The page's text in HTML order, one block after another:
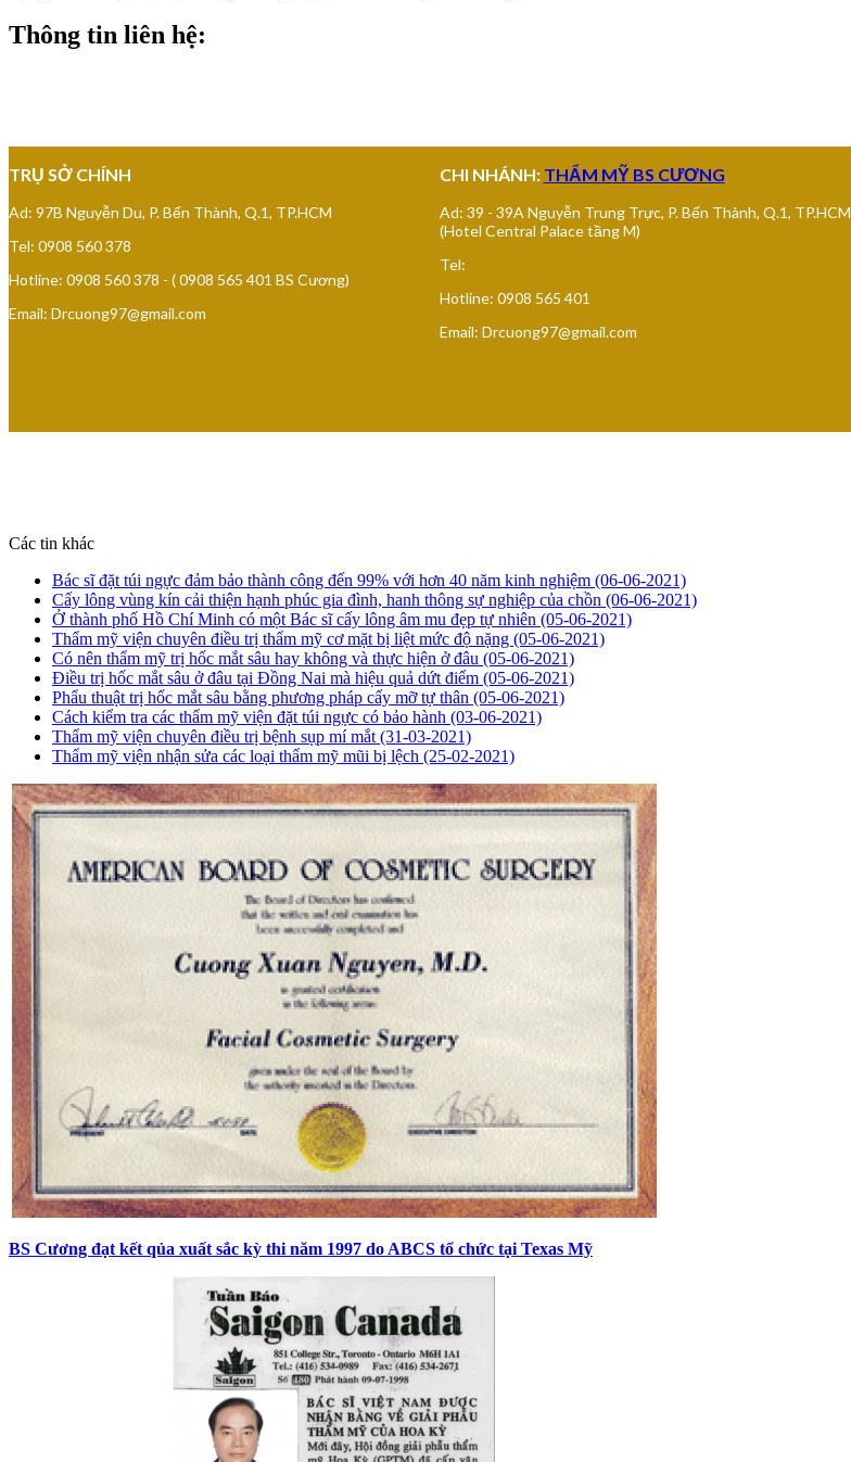
Thông tin liên hệ:
TRỤ SỞ CHÍNH
Ad: 97B Nguyễn Du, P. Bến Thành, Q.1, TP.HCM
Tel: 0908 560 378
Hotline: 0908 560 378 - ( 0908 565 401 BS Cương)
Email: Drcuong97@gmail.com
CHI NHÁNH: THẨM MỸ BS CƯƠNG
Ad: 39 - 39A Nguyễn Trung Trực, P. Bến Thành, Q.1, TP.HCM
(Hotel Central Palace tầng M)
Tel:
Hotline: 0908 565 401
Email: Drcuong97@gmail.com
Các tin khác
Bác sĩ đặt túi ngực đảm bảo thành công đến 99% với hơn 40 năm kinh nghiệm (06-06-2021)
Cấy lông vùng kín cải thiện hạnh phúc gia đình, hanh thông sự nghiệp của chồn (06-06-2021)
Ở thành phố Hồ Chí Minh có một Bác sĩ cấy lông âm mu đẹp tự nhiên (05-06-2021)
Thẩm mỹ viện chuyên điều trị thẩm mỹ cơ mặt bị liệt mức độ nặng (05-06-2021)
Có nên thẩm mỹ trị hốc mắt sâu hay không và thực hiện ở đâu (05-06-2021)
Điều trị hốc mắt sâu ở đâu tại Đồng Nai mà hiệu quả dứt điểm (05-06-2021)
Phẩu thuật trị hốc mắt sâu bằng phương pháp cấy mỡ tự thân (05-06-2021)
Cách kiểm tra các thẩm mỹ viện đặt túi ngực có bảo hành (03-06-2021)
Thẩm mỹ viện chuyên điều trị bệnh sụp mí mắt (31-03-2021)
Thẩm mỹ viện nhận sửa các loại thẩm mỹ mũi bị lệch (25-02-2021)
BS Cương đạt kết qủa xuất sắc kỳ thi năm 1997 do ABCS tổ chức tại Texas Mỹ